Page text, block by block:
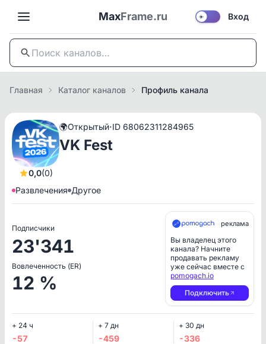
MaxFrame.ru ☀️ Вход
Главная Каталог каналов Профиль канала
0,0(0)
🌍Открытый·ID 68062311284965
VK Fest
Развлечения Другое
Подписчики
23'341
Вовлеченность (ER)
12 %
реклама
Вы владелец этого
канала? Начните
продавать рекламу
уже сейчас вместе с
pomogach.io
Подключить
+ 24 ч
-57
+ 7 дн
-459
+ 30 дн
-336